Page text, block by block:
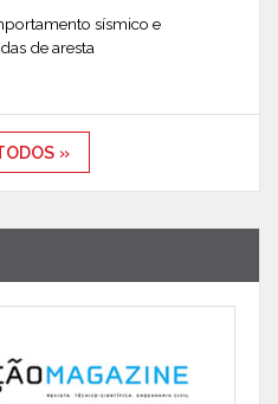
sísmico e
de aresta
»